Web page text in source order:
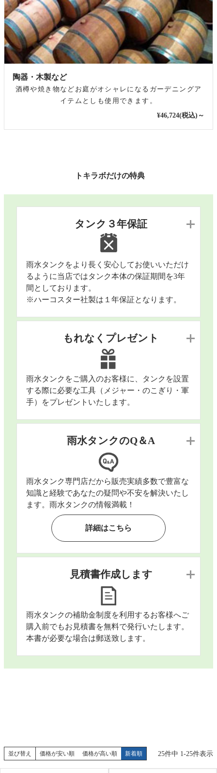
陶器・木製など
酒樽や焼き物などお庭がオシャレになるガーデニングア
イテムとしも使用できます。
¥46,724(税込)～
トキラボだけの特典
タンク３年保証
雨水タンクをより長く安心してお使いいただけ
るように当店ではタンク本体の保証期間を3年
間としております。
※ハーコスター社製は１年保証となります。
もれなくプレゼント
雨水タンクをご購入のお客様に、タンクを設置
する際に必要な工具（メジャー・のこぎり・軍
手）をプレゼントいたします。
雨水タンクのQ＆A
雨水タンク専門店だから販売実績多数で豊富な
知識と経験であなたの疑問や不安を解決いたし
ます。雨水タンクの情報満載！
詳細はこちら
見積書作成します
雨水タンクの補助金制度を利用するお客様へご
購入前でもお見積書を無料で発行いたします。
本書が必要な場合は郵送致します。
並び替え 価格が安い順 価格が高い順 新着順 25件中 1 -25件表示